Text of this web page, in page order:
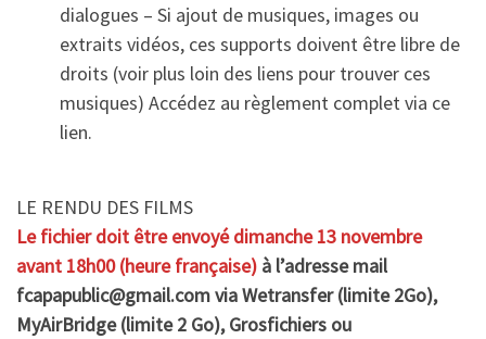
dialogues – Si ajout de musiques, images ou
extraits vidéos, ces supports doivent être libre de
droits (voir plus loin des liens pour trouver ces
musiques) Accédez au règlement complet via ce
lien.
LE RENDU DES FILMS
Le fichier doit être envoyé dimanche 13 novembre
avant 18h00 (heure française) à l’adresse mail
fcapapublic@gmail.com via Wetransfer (limite 2Go),
MyAirBridge (limite 2 Go), Grosfichiers ou